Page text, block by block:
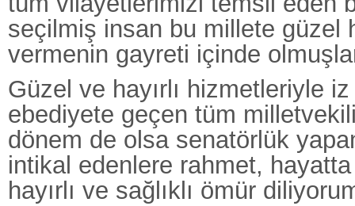
seçilmiş insan bu millete güzel
vermenin gayreti içinde
Güzel ve hayırlı hizmetleriyle iz
ebediyete geçen tüm
dönem de olsa senatörlük
intikal edenlere rahmet,
hayırlı ve sağlıklı ömür